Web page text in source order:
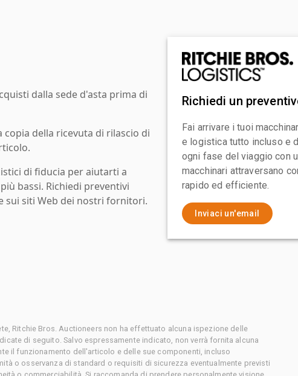
dalla sede d'asta prima di
della ricevuta di rilascio di
di fiducia per aiutarti a
bassi. Richiedi preventivi
sui siti Web dei nostri fornitori.
Richiedi un
Fai arrivare i tuoi
e logistica tutto incluso e
ogni fase del viaggio con
macchinari attraversano
rapido ed efficiente.
Inviaci un'email
Ritchie Bros. Auctioneers non ha effettuato alcuna ispezione delle
di seguito. Salvo espressamente indicato, non verrà fornita alcuna
il funzionamento dell'articolo e delle sue componenti, incluso
o osservanza di standard o requisiti di sicurezza eventualmente previsti